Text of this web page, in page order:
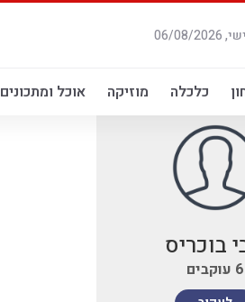
2026
כלכלה מוזיקה אוכל ומתכונים
בוכריס
6 עוקבים